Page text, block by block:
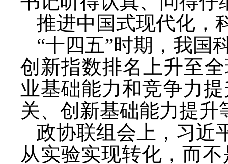
推进中国式现代化，
“十四五”时期，我国
创新指数排名上升至
业基础能力和竞争力
关、创新基础能力提升
政协联组会上，习近
从实验实现转化，而